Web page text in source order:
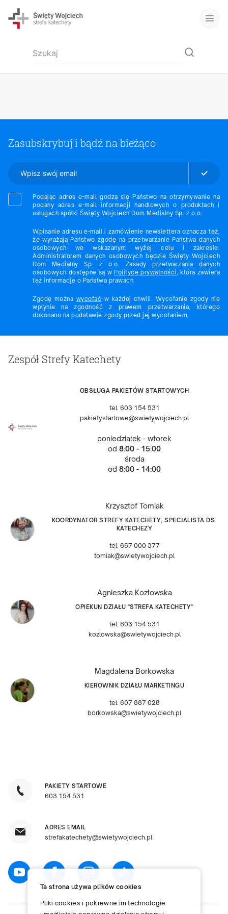
Zasubskrybuj i bądź na bieżąco
Podając adres e-mail godzą się Państwo na otrzymywanie na
podany adres e-mail informacji handlowych o produktach i
usługach spółki Święty Wojciech Dom Medialny Sp. z o.o.
Wpisanie adresu e-mail i zamówienie newslettera oznacza też,
że wyrażają Państwo zgodę na przetwarzanie Państwa danych
osobowych we wskazanym wyżej celu i zakresie.
Administratorem danych osobowych będzie Święty Wojciech
Dom Medialny Sp. z o.o. Zasady przetwarzania danych
osobowych dostępne są w Polityce prywatności, która zawiera
też informacje o Państwa prawach.
Zgodę można wycofać w każdej chwili. Wycofanie zgody nie
wpłynie na zgodność z prawem przetwarzania, którego
dokonano na podstawie zgody przed jej wycofaniem.
Zespół Strefy Katechety
OBSŁUGA PAKIETÓW STARTOWYCH
tel. 603 154 531
pakietystartowe@swietywojciech.pl
poniedziałek - wtorek
od 8:00 - 15:00
środa
od 8:00 - 14:00
Krzysztof Tomiak
KOORDYNATOR STREFY KATECHETY, SPECJALISTA DS.
KATECHEZY
tel. 667 000 377
tomiak@swietywojciech.pl
Agnieszka Kozłowska
OPIEKUN DZIAŁU "STREFA KATECHETY"
tel. 603 154 531
kozlowska@swietywojciech.pl
Magdalena Borkowska
KIEROWNIK DZIAŁU MARKETINGU
tel. 607 887 028
borkowska@swietywojciech.pl
PAKIETY STARTOWE
603 154 531
ADRES EMAIL
strefakatechety@swietywojciech.pl
Ta strona używa plików cookies
Pliki cookies i pokrewne im technologie